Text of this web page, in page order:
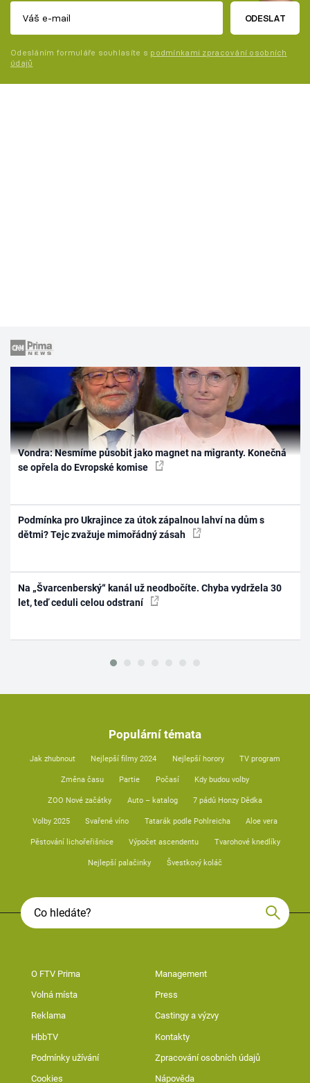
ODESLAT
Odesláním formuláře souhlasíte s podmínkami zpracování osobních
údajů
Vondra: Nesmíme působit jako magnet na migranty. Konečná
se opřela do Evropské komise
Podmínka pro Ukrajince za útok zápalnou lahví na dům s
dětmi? Tejc zvažuje mimořádný zásah
Na „Švarcenberský“ kanál už neodbočíte. Chyba vydržela 30
let, teď ceduli celou odstraní
Populární témata
Jak zhubnout Nejlepší filmy 2024 Nejlepší horory TV program
Změna času Partie Počasí Kdy budou volby
ZOO Nové začátky Auto – katalog 7 pádů Honzy Dědka
Volby 2025 Svařené víno Tatarák podle Pohlreicha Aloe vera
Pěstování lichořeřišnice Výpočet ascendentu Tvarohové knedlíky
Nejlepší palačinky Švestkový koláč
O FTV Prima Management
Volná místa Press
Reklama Castingy a výzvy
HbbTV Kontakty
Podmínky užívání Zpracování osobních údajů
Cookies Nápověda